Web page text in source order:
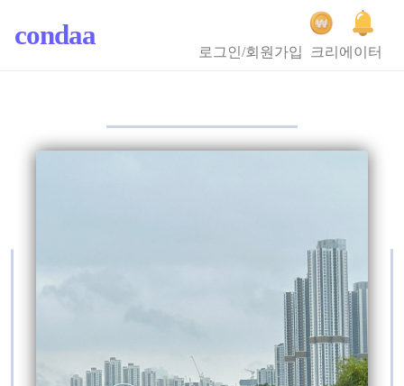
condaa
로그인/회원가입 크리에이터